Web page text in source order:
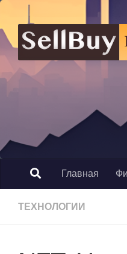
Перейти к
Главная
ТЕХНОЛОГИИ